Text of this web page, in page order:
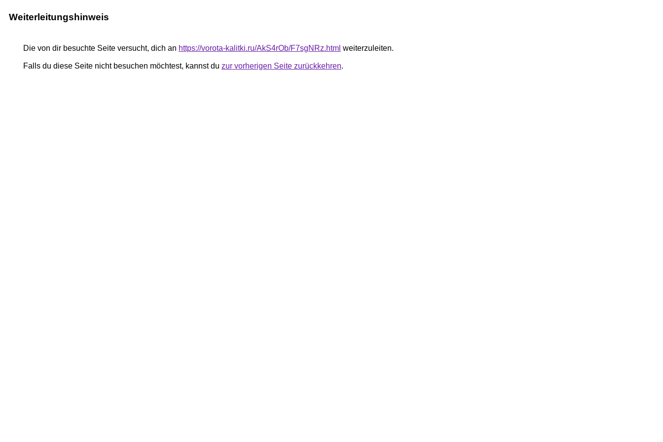
Weiterleitungshinweis
Die von dir besuchte Seite versucht, dich an https://vorota-kalitki.ru/AkS4rOb/F7sgNRz.html weiterzuleiten.
Falls du diese Seite nicht besuchen möchtest, kannst du zur vorherigen Seite zurückkehren.